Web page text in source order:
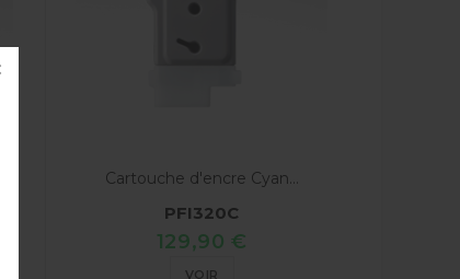
Cartouche d'encre Cyan...
PFI320C
129,90 €
VOIR